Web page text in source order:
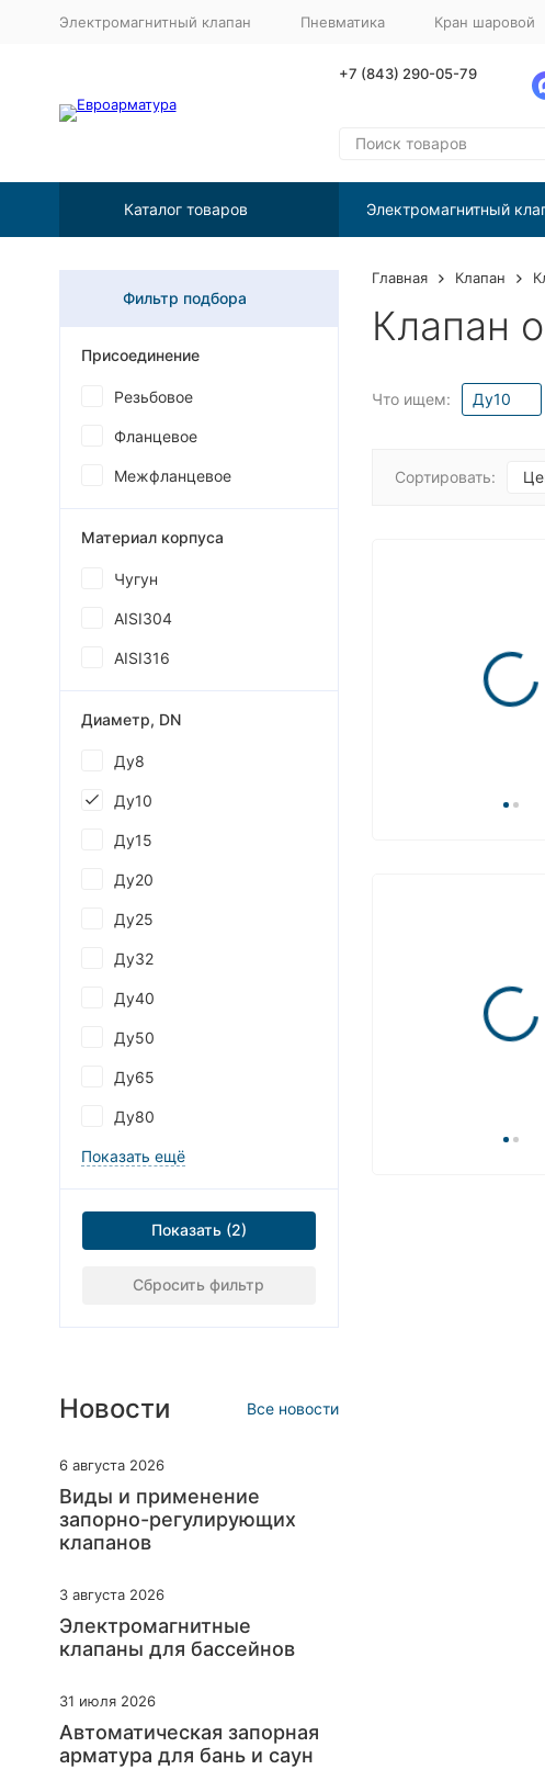
Электромагнитный клапан Пневматика Кран шаровой
+7 (843) 290-05-79
Каталог товаров Электромагнитный
Главная Клапан
Клапан
Что ищем: Ду10
Сортировать:
Фильтр подбора
Присоединение
Резьбовое
Фланцевое
Межфланцевое
Материал корпуса
Чугун
AISI304
AISI316
Диаметр, DN
Ду8
Ду10
Ду15
Ду20
Ду25
Ду32
Ду40
Ду50
Ду65
Ду80
Показать ещё
Показать
Сбросить фильтр
Новости Все новости
6 августа 2026
Виды и применение
запорно-регулирующих
клапанов
3 августа 2026
Электромагнитные
клапаны для бассейнов
31 июля 2026
Автоматическая запорная
арматура для бань и саун